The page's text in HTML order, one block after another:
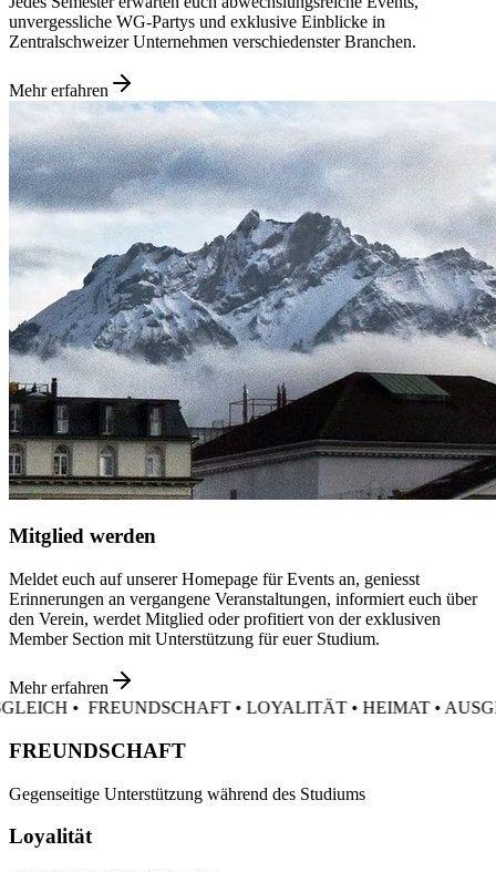
unvergessliche WG-Partys und exklusive Einblicke in
Zentralschweizer Unternehmen verschiedenster Branchen.
Mehr erfahren
Mitglied werden
Meldet euch auf unserer Homepage für Events an, geniesst
Erinnerungen an vergangene Veranstaltungen, informiert euch über
den Verein, werdet Mitglied oder profitiert von der exklusiven
Member Section mit Unterstützung für euer Studium.
Mehr erfahren
• LOYALITÄT • HEIMAT • AUSGLEICH •
FREUNDSCHAFT
Gegenseitige Unterstützung während des Studiums
Loyalität